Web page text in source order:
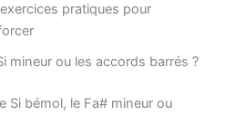
pratiques pour
mineur ou les accords barrés ?
Si bémol, le Fa# mineur ou